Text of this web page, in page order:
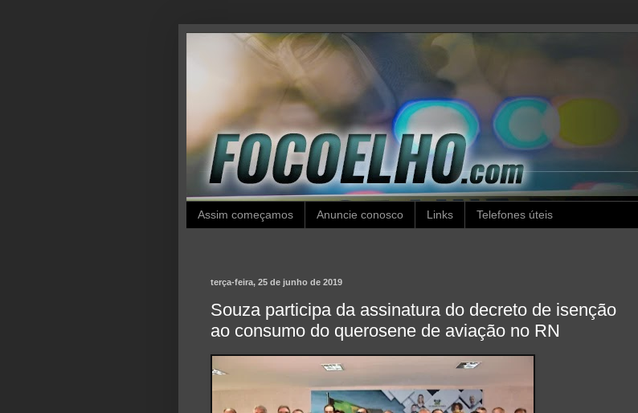
Assim começamos Anuncie conosco Links Telefones úteis
terça-feira, 25 de junho de 2019
Souza participa da assinatura do decreto de isenção
ao consumo do querosene de aviação no RN